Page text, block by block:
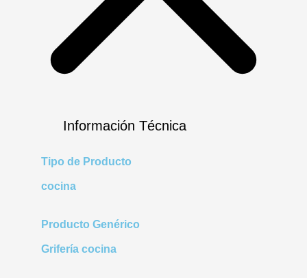
Información Técnica
Tipo de Producto
cocina
Producto Genérico
Grifería cocina